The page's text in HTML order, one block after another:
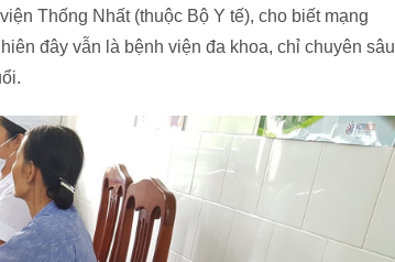
Thống Nhất (thuộc Bộ Y tế), cho biết mạng
đây vẫn là bệnh viện đa khoa, chỉ chuyên sâu